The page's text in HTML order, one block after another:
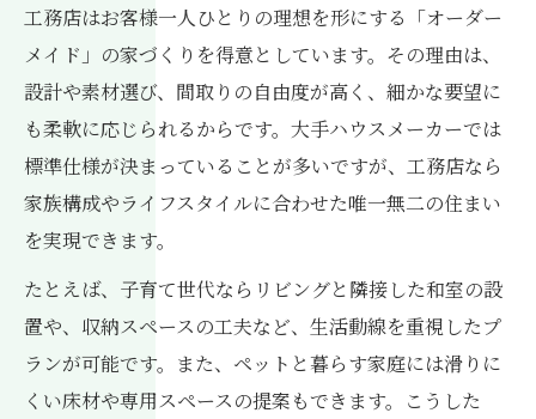
世帯ごとの理想を工務店が叶える理由
工務店のヒアリング力で家族満足度アップ
大手と比較して分かる工務店のメリット解説
工務店と大手の違いを実例から徹底解説
地元工務店が持つコスト面での安心ポイン
ト
柔軟性が光る工務店の注文住宅の魅力とは
工務店ならではの地域密着型サポート体制
工務店はお客様一人ひとりの理想を形にする「オーダー
メイド」の家づくりを得意としています。その理由は、
設計や素材選び、間取りの自由度が高く、細かな要望に
も柔軟に応じられるからです。大手ハウスメーカーでは
標準仕様が決まっていることが多いですが、工務店なら
家族構成やライフスタイルに合わせた唯一無二の住まい
を実現できます。
たとえば、子育て世代ならリビングと隣接した和室の設
置や、収納スペースの工夫など、生活動線を重視したプ
ランが可能です。また、ペットと暮らす家庭には滑りに
くい床材や専用スペースの提案もできます。こうした